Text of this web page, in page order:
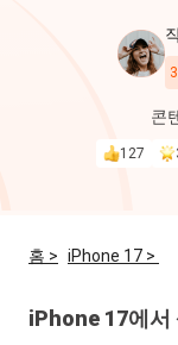
for iOS
iOS
iAnyGo
콘
127
홈 > iPhone 17 >
iPhone 17에서